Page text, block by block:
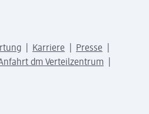
Karriere
Presse
dm Verteilzentrum